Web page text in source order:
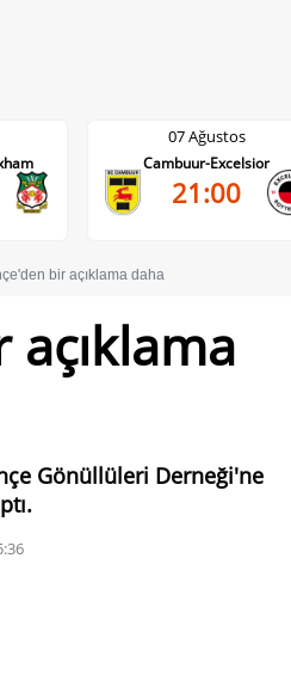
07 Ağustos
Bochum-Hertha Berlin
21:30
bir açıklama daha
Gönüllüleri Derneği'ne